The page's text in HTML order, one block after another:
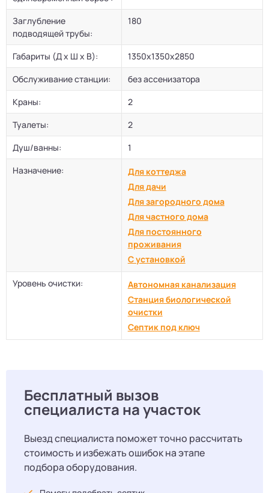
Заглубление
подводящей трубы:
180
Габариты (Д х Ш х В):
1350х1350х2850
Обслуживание станции:
без ассенизатора
Краны:
2
Туалеты:
2
Душ/ванны:
1
Назначение:
Для коттеджа
Для дачи
Для загородного дома
Для частного дома
Для постоянного
проживания
С установкой
Уровень очистки:
Автономная канализация
Станция биологической
очистки
Септик под ключ
Бесплатный вызов
специалиста на участок
Выезд специалиста поможет точно рассчитать
стоимость и избежать ошибок на этапе
подбора оборудования.